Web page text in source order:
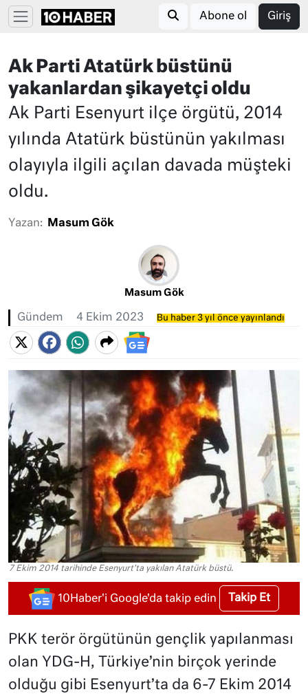
Abone ol Giriş
Ak Parti Atatürk büstünü
yakanlardan şikayetçi oldu
Ak Parti Esenyurt ilçe örgütü, 2014
yılında Atatürk büstünün yakılması
olayıyla ilgili açılan davada müşteki
oldu.
Yazan: Masum Gök
Masum Gök
Gündem 4 Ekim 2023 Bu haber 3 yıl önce yayınlandı
7 Ekim 2014 tarihinde Esenyurt'ta yakılan Atatürk büstü.
10Haber'i Google'da takip edin Takip Et
PKK terör örgütünün gençlik yapılanması
olan YDG-H, Türkiye’nin birçok yerinde
olduğu gibi Esenyurt’ta da 6-7 Ekim 2014